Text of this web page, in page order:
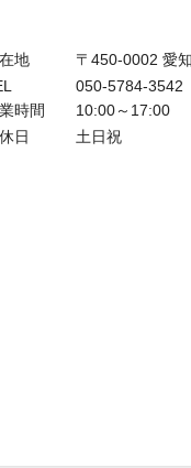
地
〒450-0002 愛
050-5784-3542
時間
10:00～17:00
日
土日祝